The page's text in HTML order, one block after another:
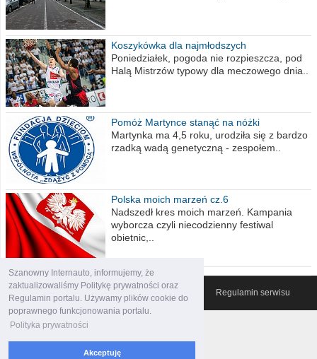
Szanowny Internauto, informujemy, że
zaktualizowaliśmy Politykę prywatności oraz
Regulamin portalu. Używamy plików cookie do
poprawnego funkcjonowania portalu.
Polityka prywatności
Akceptuję
Koszykówka dla najmłodszych
Poniedziałek, pogoda nie rozpieszcza, pod
Halą Mistrzów typowy dla meczowego dnia..
Pomóż Martynce stanąć na nóżki
Martynka ma 4,5 roku, urodziła się z bardzo
rzadką wadą genetyczną - zespołem..
Polska moich marzeń cz.6
Nadszedł kres moich marzeń. Kampania
wyborcza czyli niecodzienny festiwal
obietnic,..
© 2007-2026 Włocławski Portal informacyjny Regulamin serwisu